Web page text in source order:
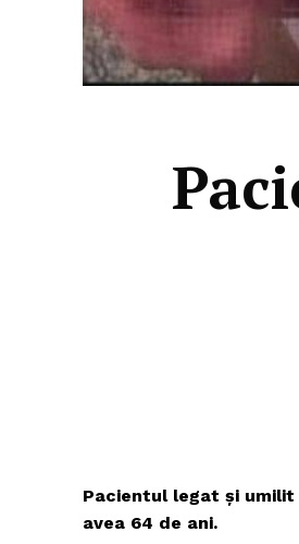
Pacientul legat și umilit
avea 64 de ani.